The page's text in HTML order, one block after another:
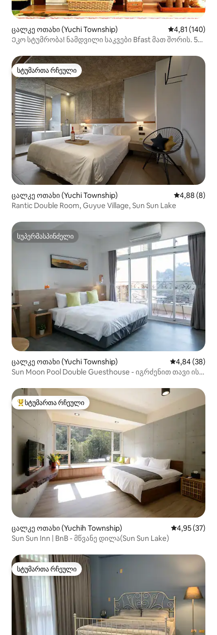
ცალკე ოთახი (Yuchi Township) საშუალო
4,81 (140)
Ეკო სტუმრობა! ნამდვილი საკვები Bfast მათ შორის. 5
სტუმართა რჩეული
სტუმართა რჩეული
ცალკე ოთახი (Yuchi Township) საშუალო
4,88 (8)
Rantic Double Room, Guyue Village, Sun Sun Lake
სუპერმასპინძელი
სუპერმასპინძელი
ცალკე ოთახი (Yuchi Township) საშუალო
4,84 (38)
Sun Moon Pool Double Guesthouse - იგრძენით თავი ისე,
წუთის სავალზე ნავების პირამდე და მოსახერხებელი
მაღაზია.
სტუმართა რჩეული მოწინავე ვარიანტი
სტუმართა რჩეული
ცალკე ოთახი (Yuchih Township) საშუალო
4,95 (37)
Sun Sun Inn | BnB - მწვანე დილა(Sun Sun Lake)
სტუმართა რჩეული
სტუმართა რჩეული